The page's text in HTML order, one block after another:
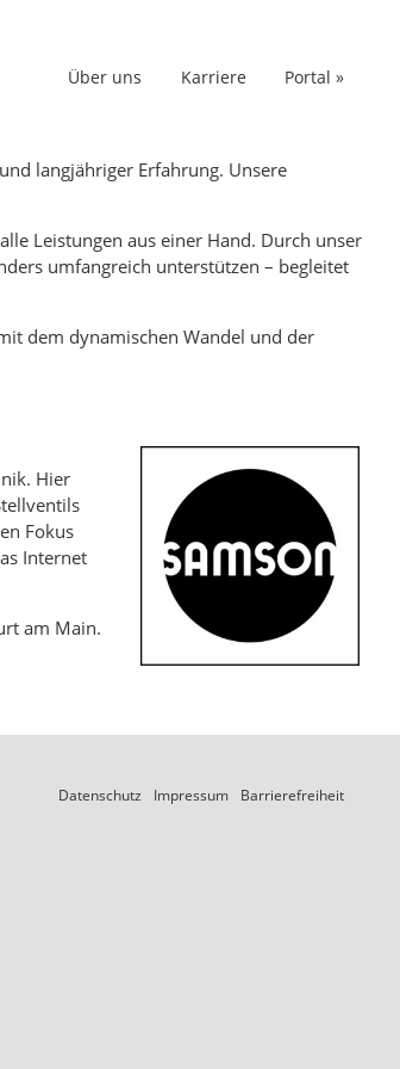
Über uns Karriere Portal »
langjähriger Erfahrung. Unsere
Leistungen aus einer Hand. Durch unser
umfangreich unterstützen – begleitet
dem dynamischen Wandel und der
Hier
Fokus
Internet
am Main.
Datenschutz Impressum Barrierefreiheit